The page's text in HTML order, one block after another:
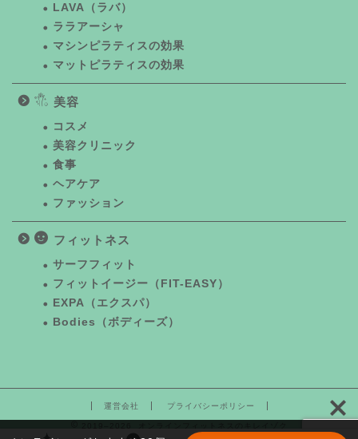
LAVA（ラバ）
ララアーシャ
マシンピラティスの効果
マットピラティスの効果
美容
コスメ
美容クリニック
食事
ヘアケア
ファッション
フィットネス
サーフフィット
フィットイージー（FIT-EASY）
EXPA（エクスパ）
Bodies（ボディーズ）
運営会社 プライバシーポリシー